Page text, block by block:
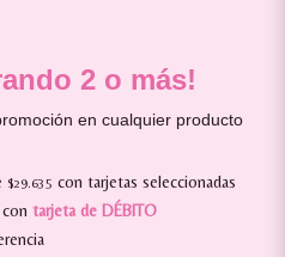
2 o más!
en cualquier producto
$29.635 con tarjetas seleccionadas
tarjeta de DÉBITO